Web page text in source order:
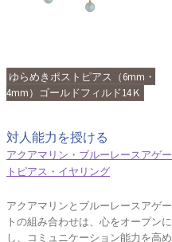
ゆらめきポストピアス（6mm・
4mm）ゴールドフィルド14Ｋ
対人能力を授ける
アクアマリン・ブルーレースアゲー
トピアス・イヤリング
アクアマリンとブルーレースアゲー
トの組み合わせは、心をオープンに
し、コミュニケーション能力を高め